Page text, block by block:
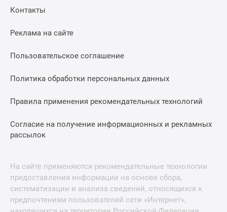
Контакты
Реклама на сайте
Пользовательское соглашение
Политика обработки персональных данных
Правила применения рекомендательных технологий
Согласие на получение информационных и рекламных
рассылок
На сайте применяются рекомендательные технологии
предоставления информации на основе сбора,
систематизации и анализа сведений, относящихся к
предпочтениям пользователей сети «Интернет»,